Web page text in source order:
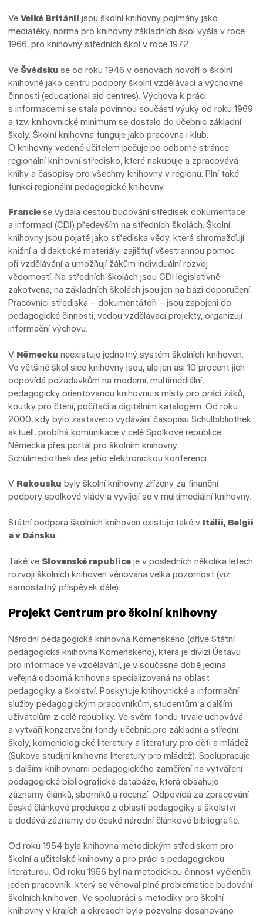
VeVelké Británii jsou školní knihovny pojímány jako
mediatéky, norma pro knihovny základních škol vyšla v roce
1966, pro knihovny středních škol v roce 1972.
Ve Švédskuse od roku 1946 v osnovách hovoří o školní
knihovně jako centru podpory školní vzdělávací a výchovné
činnosti (educational aid centres). Výchova k práci
s informacemi se stala povinnou součástí výuky od roku 1969
a tzv. knihovnické minimum se dostalo do učebnic základní
školy. Školní knihovna funguje jako pracovna i klub.
O knihovny vedené učitelem pečuje po odborné stránce
regionální knihovní středisko, které nakupuje a zpracovává
knihy a časopisy pro všechny knihovny v regionu. Plní také
funkci regionální pedagogické knihovny.
Franciese vydala cestou budování středisek dokumentace
a informací (CDI) především na středních školách. Školní
knihovny jsou pojaté jako střediska vědy, která shromažďují
knižní a didaktické materiály, zajišťují všestrannou pomoc
při vzdělávání a umožňují žákům individuální rozvoj
vědomostí. Na středních školách jsou CDI legislativně
zakotvena, na základních školách jsou jen na bázi doporučení.
Pracovníci střediska – dokumentátoři – jsou zapojeni do
pedagogické činnosti, vedou vzdělávací projekty, organizují
informační výchovu.
V Německu neexistuje jednotný systém školních knihoven.
Ve většině škol sice knihovny jsou, ale jen asi 10 procent jich
odpovídá požadavkům na moderní, multimediální,
pedagogicky orientovanou knihovnu s místy pro práci žáků,
koutky pro čtení, počítači a digitálním katalogem. Od roku
2000, kdy bylo zastaveno vydávání časopisu Schulbibliothek
aktuell, probíhá komunikace v celé Spolkové republice
Německa přes portál pro školním knihovny
Schulmediothek.dea jeho elektronickou konferenci.
V Rakousku byly školní knihovny zřízeny za finanční
podpory spolkové vlády a vyvíjejí se v multimediální knihovny.
Státní podpora školních knihoven existuje také v Itálii, Belgii
a v Dánsku.
Také ve Slovenské republice je v posledních několika letech
rozvoji školních knihoven věnována velká pozornost (viz
samostatný příspěvek dále).
Projekt Centrum pro školní knihovny
Národní pedagogická knihovna Komenského (dříve Státní
pedagogická knihovna Komenského), která je divizí Ústavu
pro informace ve vzdělávání, je v současné době jediná
veřejná odborná knihovna specializovaná na oblast
pedagogiky a školství. Poskytuje knihovnické a informační
služby pedagogickým pracovníkům, studentům a dalším
uživatelům z celé republiky. Ve svém fondu trvale uchovává
a vytváří konzervační fondy učebnic pro základní a střední
školy, komeniologické literatury a literatury pro děti a mládež
(Sukova studijní knihovna literatury pro mládež). Spolupracuje
s dalšími knihovnami pedagogického zaměření na vytváření
pedagogické bibliografické databáze, která obsahuje
záznamy článků, sborníků a recenzí. Odpovídá za zpracování
české článkové produkce z oblasti pedagogiky a školství
a dodává záznamy do české národní článkové bibliografie.
Od roku 1954 byla knihovna metodickým střediskem pro
školní a učitelské knihovny a pro práci s pedagogickou
literaturou. Od roku 1956 byl na metodickou činnost vyčleněn
jeden pracovník, který se věnoval plně problematice budování
školních knihoven. Ve spolupráci s metodiky pro školní
knihovny v krajích a okresech bylo pozvolna dosahováno